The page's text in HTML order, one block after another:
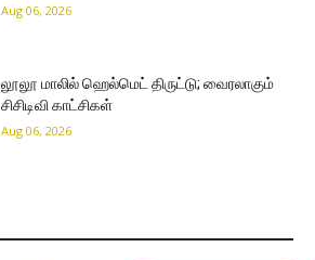
Aug 06, 2026
லூலூ மாலில் ஹெல்மெட் திருட்டு; வைரலாகும்
சிசிடிவி காட்சிகள்
Aug 06, 2026